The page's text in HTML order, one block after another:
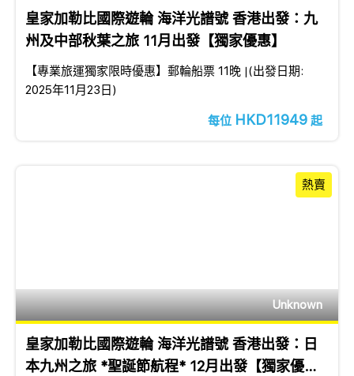
皇家加勒比國際遊輪 海洋光譜號 香港出發：九
州及中部秋葉之旅 11月出發【獨家優惠】
【專業旅運獨家限時優惠】郵輪船票 11晚 │(出發日期:
2025年11月23日)
每位 HKD11949 起
Unknown
熱賣
皇家加勒比國際遊輪 海洋光譜號 香港出發：日
本九州之旅 *聖誕節航程* 12月出發【獨家優